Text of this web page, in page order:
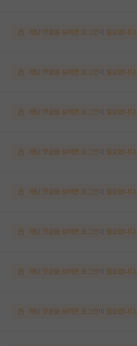
해당 댓글을 보려면 로그인이 필요합니다.
해당 댓글을 보려면 로그인이 필요합니다.
해당 댓글을 보려면 로그인이 필요합니다.
해당 댓글을 보려면 로그인이 필요합니다.
해당 댓글을 보려면 로그인이 필요합니다.
해당 댓글을 보려면 로그인이 필요합니다.
해당 댓글을 보려면 로그인이 필요합니다.
해당 댓글을 보려면 로그인이 필요합니다.